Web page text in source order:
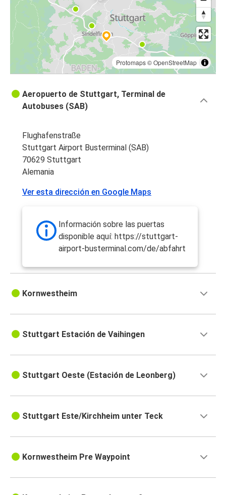
Protomaps©OpenStreetMap
Aeropuerto de Stuttgart, Terminal de
Autobuses (SAB)
Flughafenstraße
Stuttgart Airport Busterminal (SAB)
70629 Stuttgart
Alemania
Ver esta dirección en Google Maps
Información sobre las puertas
disponible aquí: https://stuttgart-
airport-busterminal.com/de/abfahrt
Kornwestheim
Stuttgart Estación de Vaihingen
Stuttgart Oeste (Estación de Leonberg)
Stuttgart Este/Kirchheim unter Teck
Kornwestheim Pre Waypoint